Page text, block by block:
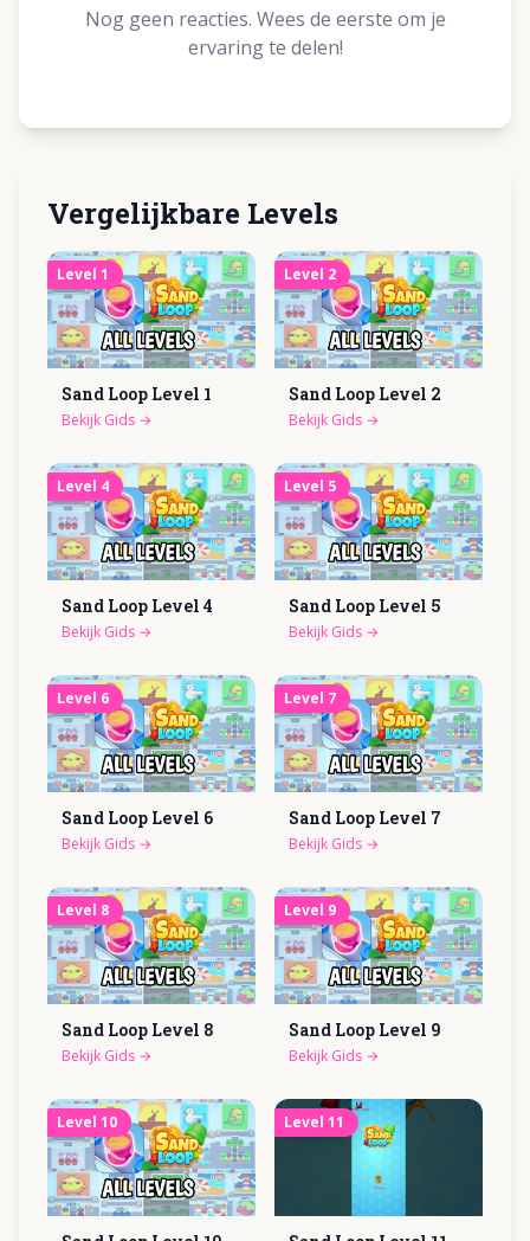
Nog geen reacties. Wees de eerste om je
ervaring te delen!
Vergelijkbare Levels
Level 1
Sand Loop Level 1
Bekijk Gids →
Level 2
Sand Loop Level 2
Bekijk Gids →
Level 4
Sand Loop Level 4
Bekijk Gids →
Level 5
Sand Loop Level 5
Bekijk Gids →
Level 6
Sand Loop Level 6
Bekijk Gids →
Level 7
Sand Loop Level 7
Bekijk Gids →
Level 8
Sand Loop Level 8
Bekijk Gids →
Level 9
Sand Loop Level 9
Bekijk Gids →
Level 10 Level 11